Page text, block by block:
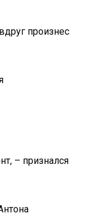
произнес
– признался